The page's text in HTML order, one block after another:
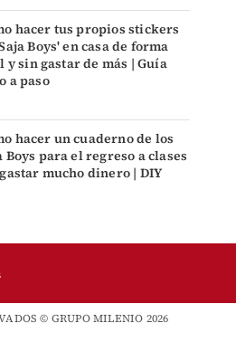
hacer tus propios stickers
Boys' en casa de forma
y sin gastar de más | Guía
a paso
hacer un cuaderno de los
Boys para el regreso a clases
mucho dinero | DIY
© GRUPO MILENIO 2026